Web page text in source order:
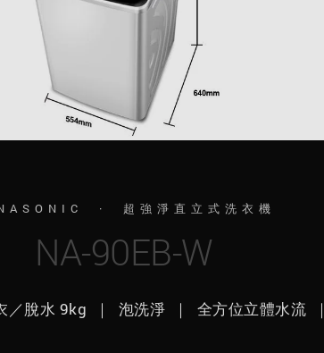
· 超強淨直立式洗衣機
NA-90EB-W
／脫水 9kg ｜ 泡洗淨 ｜ 全方位立體水流